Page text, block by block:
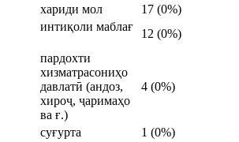
хариди мол
17 (0%)
интиқоли маблағ
12 (0%)
пардохти
хизматрасониҳо
давлатӣ (андоз,
хироҷ, ҷаримаҳо
ва ғ.)
4 (0%)
суғурта
1 (0%)